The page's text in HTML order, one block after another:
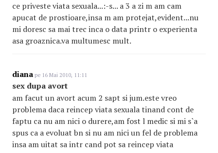
ce priveste viata sexuala...:-s... a 3 a zi m am cam
apucat de prostioare,insa m am protejat,evident...nu
mi doresc sa mai trec inca o data printr o experienta
asa groaznica.va multumesc mult.
diana pe 16 Mai 2010, 11:11
sex dupa avort
am facut un avort acum 2 sapt si jum.este vreo
problema daca reincep viata sexuala tinand cont de
faptu ca nu am nici o durere,am fost l medic si mi s`a
spus ca a evoluat bn si nu am nici un fel de problema
insa am uitat sa intr cand pot sa reincep viata